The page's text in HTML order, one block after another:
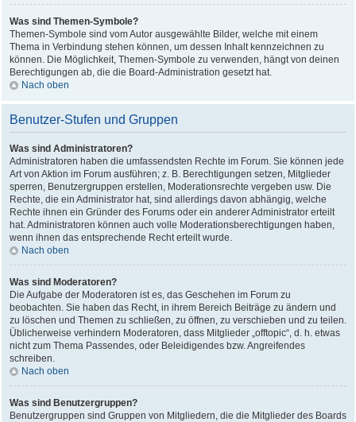
Was sind Themen-Symbole?
Themen-Symbole sind vom Autor ausgewählte Bilder, welche mit einem
Thema in Verbindung stehen können, um dessen Inhalt kennzeichnen zu
können. Die Möglichkeit, Themen-Symbole zu verwenden, hängt von deinen
Berechtigungen ab, die die Board-Administration gesetzt hat.
Nach oben
Benutzer-Stufen und Gruppen
Was sind Administratoren?
Administratoren haben die umfassendsten Rechte im Forum. Sie können jede
Art von Aktion im Forum ausführen; z. B. Berechtigungen setzen, Mitglieder
sperren, Benutzergruppen erstellen, Moderationsrechte vergeben usw. Die
Rechte, die ein Administrator hat, sind allerdings davon abhängig, welche
Rechte ihnen ein Gründer des Forums oder ein anderer Administrator erteilt
hat. Administratoren können auch volle Moderationsberechtigungen haben,
wenn ihnen das entsprechende Recht erteilt wurde.
Nach oben
Was sind Moderatoren?
Die Aufgabe der Moderatoren ist es, das Geschehen im Forum zu
beobachten. Sie haben das Recht, in ihrem Bereich Beiträge zu ändern und
zu löschen und Themen zu schließen, zu öffnen, zu verschieben und zu teilen.
Üblicherweise verhindern Moderatoren, dass Mitglieder „offtopic“, d. h. etwas
nicht zum Thema Passendes, oder Beleidigendes bzw. Angreifendes
schreiben.
Nach oben
Was sind Benutzergruppen?
Benutzergruppen sind Gruppen von Mitgliedern, die die Mitglieder des Boards